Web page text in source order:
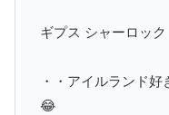
ギプス シャーロック
・・アイルランド
😂